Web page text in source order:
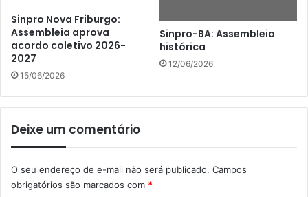
Sinpro Nova Friburgo:
Assembleia aprova
acordo coletivo 2026-
2027
15/06/2026
Sinpro-BA: Assembleia
histórica
12/06/2026
Deixe um comentário
O seu endereço de e-mail não será publicado. Campos
obrigatórios são marcados com *